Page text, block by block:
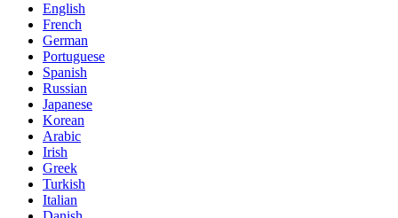
English
French
German
Portuguese
Spanish
Russian
Japanese
Korean
Arabic
Irish
Greek
Turkish
Italian